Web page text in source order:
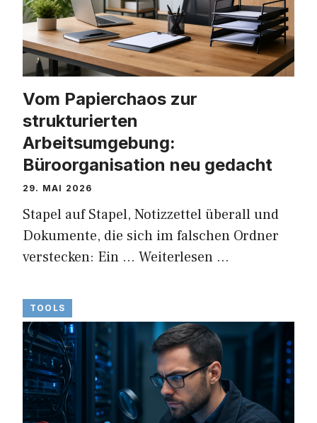
Vom Papierchaos zur
strukturierten
Arbeitsumgebung:
Büroorganisation neu gedacht
29. MAI 2026
Stapel auf Stapel, Notizzettel überall und
Dokumente, die sich im falschen Ordner
verstecken: Ein … Weiterlesen …
TOOLS